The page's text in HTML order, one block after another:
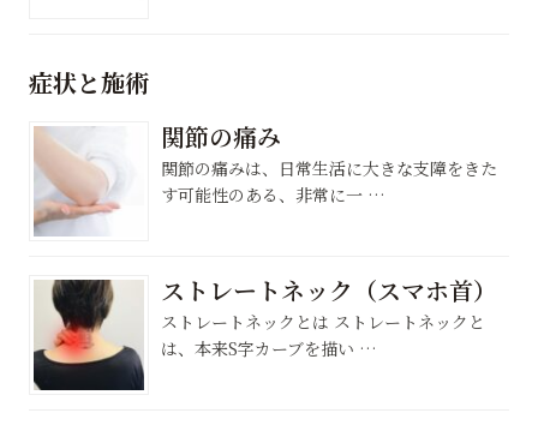
症状と施術
関節の痛み
関節の痛みは、日常生活に大きな支障をきた
す可能性のある、非常に一 …
ストレートネック（スマホ首）
ストレートネックとは ストレートネックと
は、本来S字カーブを描い …